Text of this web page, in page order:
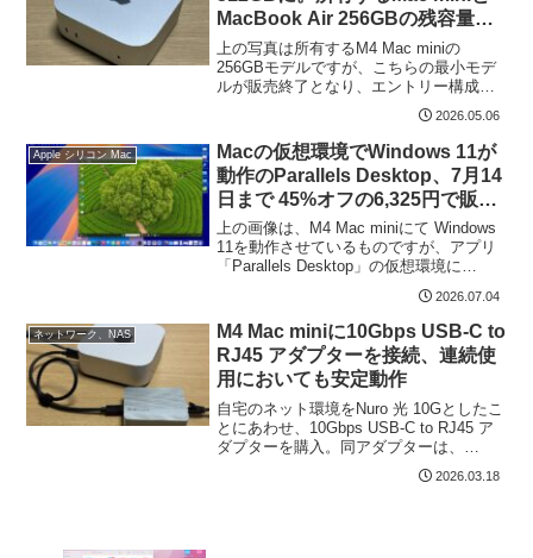
MacBook Air 256GBの残容量を
確認、512GBあるとより安心
上の写真は所有するM4 Mac miniの
256GBモデルですが、こちらの最小モデ
ルが販売終了となり、エントリー構成が
124,800円の512GBモデルに切り替わりま
した。256GBモデルが94,800円であった
ため、価格差 3万円です。...
2026.05.06
Apple シリコン Mac
Macの仮想環境でWindows 11が
動作のParallels Desktop、7月14
日まで 45%オフの6,325円で販売
中
上の画像は、M4 Mac miniにて Windows
11を動作させているものですが、アプリ
「Parallels Desktop」の仮想環境に
Windows 11をインストールすることによ
り実現しています。Paralles Desktop...
2026.07.04
ネットワーク、NAS
M4 Mac miniに10Gbps USB-C to
RJ45 アダプターを接続、連続使
用においても安定動作
自宅のネット環境をNuro 光 10Gとしたこ
とにあわせ、10Gbps USB-C to RJ45 ア
ダプターを購入。同アダプターは、
Ubuntuで構築のNASで使用することを目
的としたものですが、M4 Mac miniにお
2026.03.18